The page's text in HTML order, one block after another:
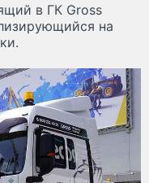
в ГК Gross
на